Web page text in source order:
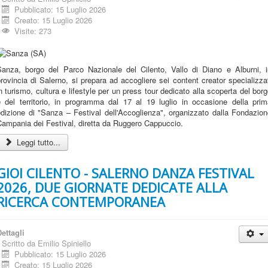
Pubblicato: 15 Luglio 2026
Creato: 15 Luglio 2026
Visite: 273
borgo del Parco Nazionale del Cilento, Vallo di Diano e Alburni,
di Salerno, si prepara ad accogliere sei content creator
turismo, cultura e lifestyle per un press tour dedicato alla scoperta del
del territorio, in programma dal 17 al 19 luglio in occasione della
di "Sanza – Festival dell'Accoglienza", organizzato dalla
dei Festival, diretta da Ruggero Cappuccio.
Leggi tutto...
CILENTO - SALERNO DANZA FESTIVAL
DUE GIORNATE DEDICATE ALLA
CONTEMPORANEA
Scritto da Emilio Spiniello
Pubblicato: 15 Luglio 2026
Creato: 15 Luglio 2026